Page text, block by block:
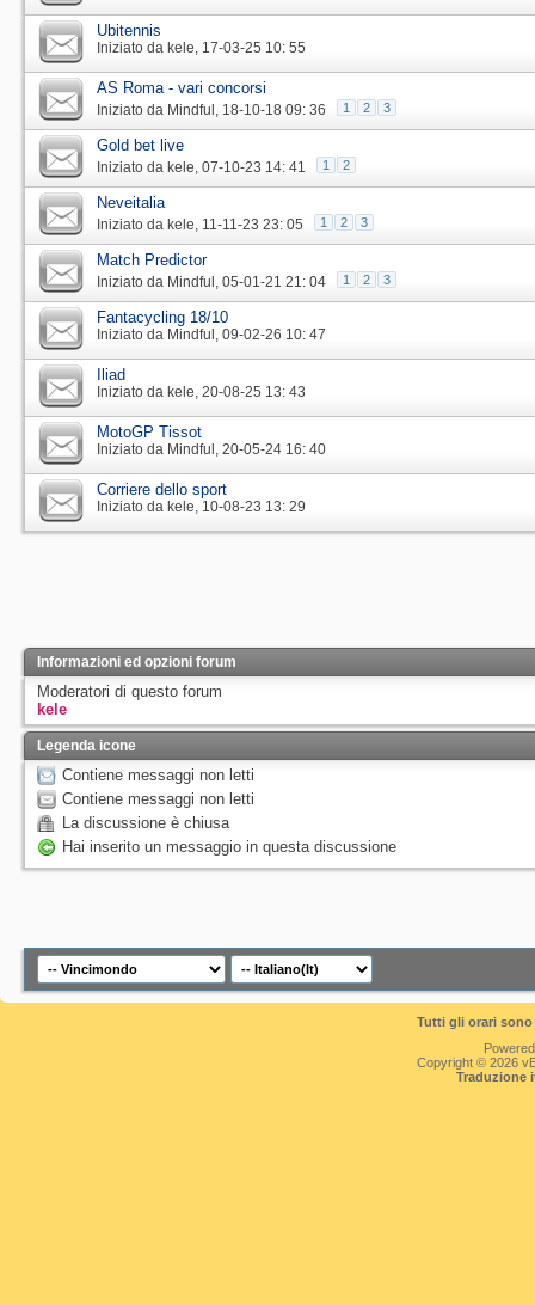
Ubitennis
Iniziato da kele‎, 17-03-25 10: 55
AS Roma - vari concorsi
Iniziato da Mindful‎, 18-10-18 09: 36 1 2 3
Gold bet live
Iniziato da kele‎, 07-10-23 14: 41 1 2
Neveitalia
Iniziato da kele‎, 11-11-23 23: 05 1 2 3
Match Predictor
Iniziato da Mindful‎, 05-01-21 21: 04 1 2 3
Fantacycling 18/10
Iniziato da Mindful‎, 09-02-26 10: 47
Iliad
Iniziato da kele‎, 20-08-25 13: 43
MotoGP Tissot
Iniziato da Mindful‎, 20-05-24 16: 40
Corriere dello sport
Iniziato da kele‎, 10-08-23 13: 29
Informazioni ed opzioni forum
Moderatori di questo forum
kele
Legenda icone
Contiene messaggi non letti
Contiene messaggi non letti
La discussione è chiusa
Hai inserito un messaggio in questa discussione
Tutti gli orari
Copyright © 2026
Traduzione